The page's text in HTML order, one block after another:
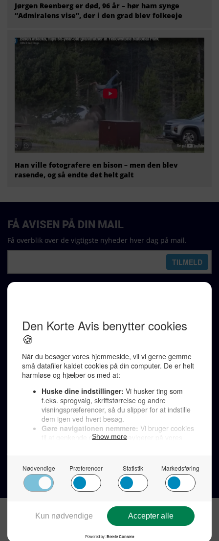
Jørgen Reenberg er død, 96 år – hør ham synge
“Admiralens vise”, der i den grad blev folkeeje
Han ville fotografere en bison – men den blev
rasende, og så endte det helt galt
Karen Jespersen
Redaktionen kontaktes via mail til
redaktion@denkorteavis.dk
Telefonsvarer 20 30 10 96
Von Ostensgade 22, 2791 Dragør
LINKS
Tidligere aviser >
Støt Den Korte Avis >
Send et læserbrev >
Privatlivspolitik >
FÅ AVISEN PÅ DIN MAIL
Få overblik over de vigtigste nyheder hver dag på mail.